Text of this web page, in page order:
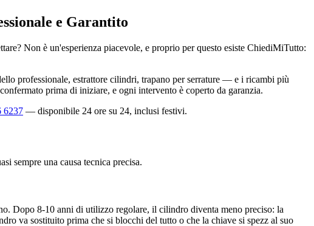
e Garantito
Non è un'esperienza piacevole, e proprio per questo esiste ChiediMiTutto:
professionale, estrattore cilindri, trapano per serrature — e i ricambi più
prima di iniziare, e ogni intervento è coperto da garanzia.
6237 — disponibile 24 ore su 24, inclusi festivi.
sempre una causa tecnica precisa.
Dopo 8-10 anni di utilizzo regolare, il cilindro diventa meno preciso: la
va sostituito prima che si blocchi del tutto o che la chiave si spezz al suo